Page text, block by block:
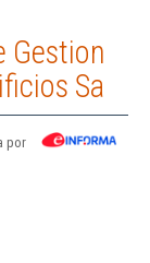
Gestion
Sa
por